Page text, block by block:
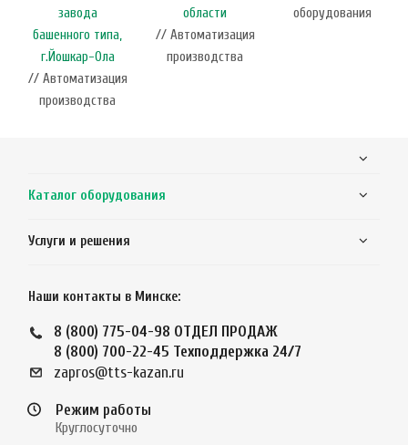
завода
башенного типа,
г.Йошкар-Ола
// Автоматизация
производства
области
// Автоматизация
производства
оборудования
Каталог оборудования
Услуги и решения
Наши контакты в Минске:
8 (800) 775-04-98 ОТДЕЛ ПРОДАЖ
8 (800) 700-22-45 Техподдержка 24/7
zapros@tts-kazan.ru
Режим работы
Круглосуточно